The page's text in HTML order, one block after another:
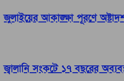
জুলাইয়ের আকাঙ্ক্ষা পূরণে অষ্টাদশ
জ্বালানি সংকটে ১৭ বছরের